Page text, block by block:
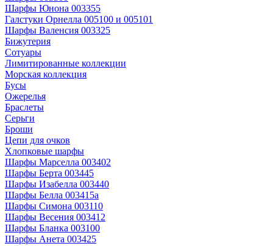
Шарфы Юнона 003355
Галстуки Орнелла 005100 и 005101
Шарфы Валенсия 003325
Бижутерия
Сотуары
Лимитированные коллекции
Морская коллекция
Бусы
Ожерелья
Браслеты
Серьги
Броши
Цепи для очков
Хлопковые шарфы
Шарфы Марселла 003402
Шарфы Берта 003445
Шарфы Изабелла 003440
Шарфы Белла 003415a
Шарфы Симона 003110
Шарфы Весения 003412
Шарфы Бланка 003100
Шарфы Анета 003425